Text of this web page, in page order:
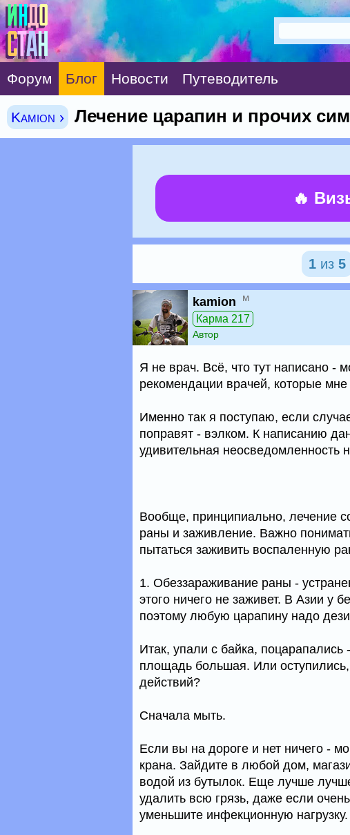
Форум Блог Новости Путеводитель
Kamion › Лечение царапин и прочих
🔥
1из 5
kamion
м
Карма 217
Автор
Я не врач. Всё, что тут написано -
рекомендации врачей, которые
Именно так я поступаю, если
поправят - вэлком. К написанию
удивительная неосведомленность
Вообще, принципиально, лечение
раны и заживление. Важно
пытаться заживить воспаленную
1. Обеззараживание раны -
этого ничего не заживет. В Азии у
поэтому любую царапину надо
Итак, упали с байка,
площадь большая. Или
действий?
Сначала мыть.
Если вы на дороге и нет ничего -
крана. Зайдите в любой дом,
водой из бутылок. Еще лучше
удалить всю грязь, даже если
уменьшите инфекционную нагрузку.